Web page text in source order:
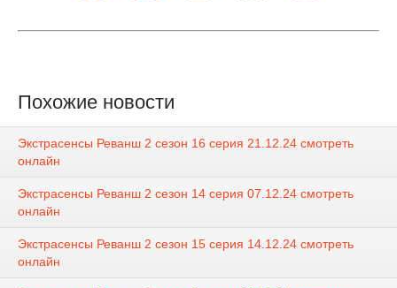
Похожие новости
Экстрасенсы Реванш 2 сезон 16 серия 21.12.24 смотреть
онлайн
Экстрасенсы Реванш 2 сезон 14 серия 07.12.24 смотреть
онлайн
Экстрасенсы Реванш 2 сезон 15 серия 14.12.24 смотреть
онлайн